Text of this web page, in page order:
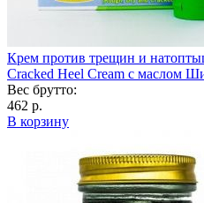
Крем против трещин и
Cracked Heel Cream с маслом
Вес брутто:
462 р.
В корзину